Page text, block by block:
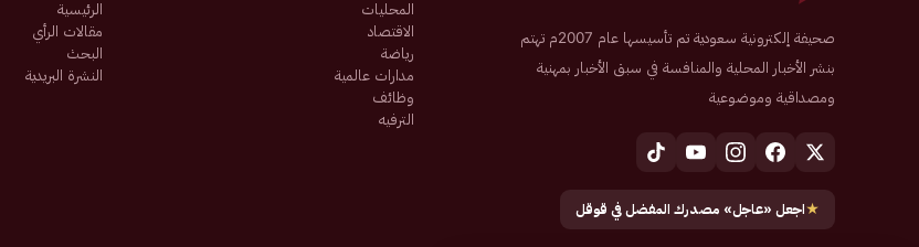
صحيفة إلكترونية سعودية تم تأسيسها عام 2007م تهتم
بنشر الأخبار المحلية والمنافسة في سبق الأخبار بمهنية
ومصداقية وموضوعية
★اجعل «عاجل» مصدرك المفضل في قوقل
المحليات
الاقتصاد
رياضة
مدارات عالمية
وظائف
الترفيه
الرئيسية
مقالات الرأي
البحث
النشرة البريدية